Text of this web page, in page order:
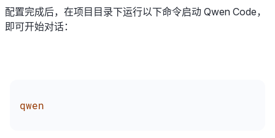
配置完成后，在项目目录下运行以下命令启动 Qwen Code，
即可开始对话：
qwen